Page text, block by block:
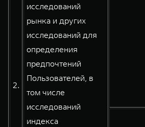
2.
исследований
рынка и других
исследований для
определения
предпочтений
Пользователей, в
том числе
исследований
индекса